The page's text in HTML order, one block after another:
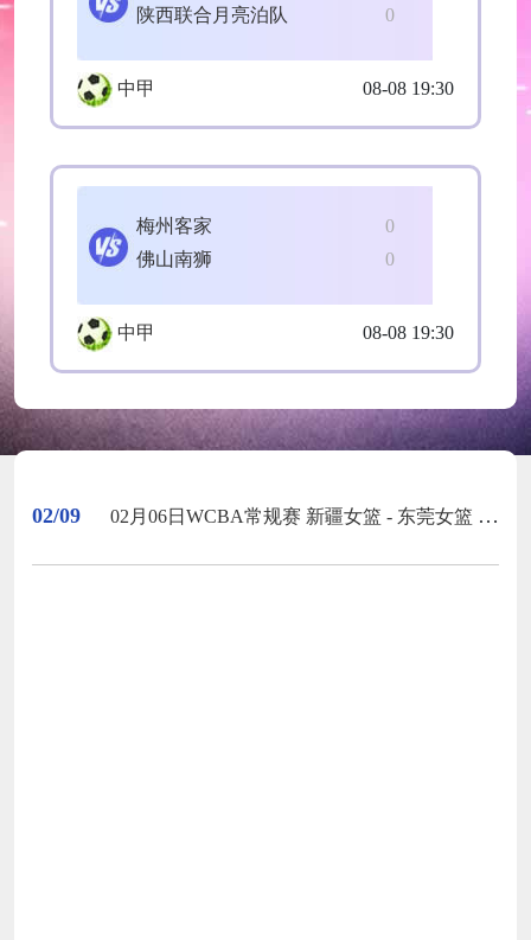
0
陕西联合月亮泊队
中甲 08-08 19:30
0
梅州客家
0
佛山南狮
中甲 08-08 19:30
02/09 02月06日WCBA常规赛 新疆女篮 - 东莞女篮 全场录像